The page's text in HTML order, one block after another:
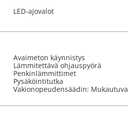
LED-ajovalot
Avaimeton käynnistys
Lämmitettävä ohjauspyörä
Penkinlämmittimet
Pysäköintitutka
Vakionopeudensäädin: Mukautuva